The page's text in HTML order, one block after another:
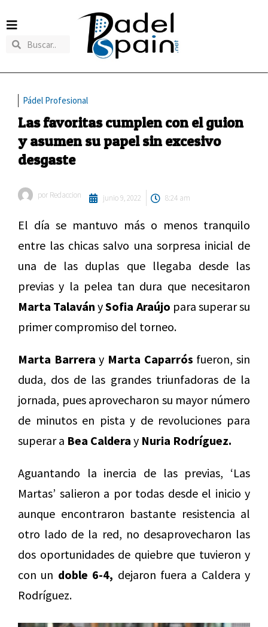
Pádel Profesional
Las favoritas cumplen con el guion
y asumen su papel sin excesivo
desgaste
por Redaccion junio 9, 2022 8:24 am
El día se mantuvo más o menos tranquilo
entre las chicas salvo una sorpresa inicial de
una de las duplas que llegaba desde las
previas y la pelea tan dura que necesitaron
Marta Talaván ySofia Araújo para superar su
primer compromiso del torneo.
Marta Barrera y Marta Caparrós fueron, sin
duda, dos de las grandes triunfadoras de la
jornada, pues aprovecharon su mayor número
de minutos en pista y de revoluciones para
superar a Bea Caldera y Nuria Rodríguez.
Aguantando la inercia de las previas, ‘Las
Martas’ salieron a por todas desde el inicio y
aunque encontraron bastante resistencia al
otro lado de la red, no desaprovecharon las
dos oportunidades de quiebre que tuvieron y
con un doble 6-4, dejaron fuera a Caldera y
Rodríguez.